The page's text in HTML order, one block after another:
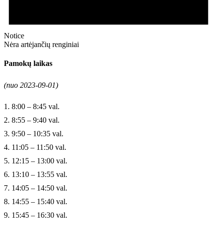
Notice
Nėra artėjančių renginiai
Pamokų laikas
(nuo 2023-09-01)
1. 8:00 – 8:45 val.
2. 8:55 – 9:40 val.
3. 9:50 – 10:35 val.
4. 11:05 – 11:50 val.
5. 12:15 – 13:00 val.
6. 13:10 – 13:55 val.
7. 14:05 – 14:50 val.
8. 14:55 – 15:40 val.
9. 15:45 – 16:30 val.